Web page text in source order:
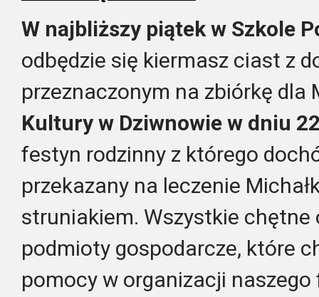
W najbliższy piątek w Szkole
odbędzie się kiermasz ciast z
przeznaczonym na zbiórkę dla
Kultury w Dziwnowie w dniu
festyn rodzinny z którego
przekazany na leczenie
struniakiem. Wszystkie chętne
podmioty gospodarcze, które
pomocy w organizacji